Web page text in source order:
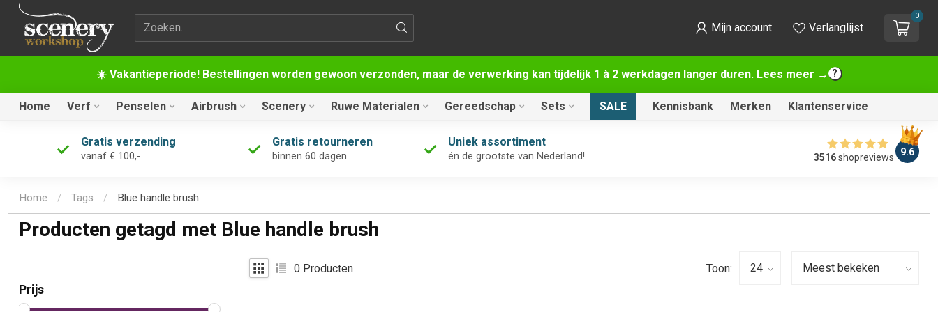
☀️ Vakantieperiode! Bestellingen worden gewoon verzonden, maar de verwerking kan tijdelijk 1 à 2 werkdagen langer duren. Lees meer →
Zoekterm Mijn account Verlanglijst
0
Home Verf Penselen Airbrush Scenery Ruwe Materialen Gereedschap Sets SALE Kennisbank Merken Klantenservice
Gratis verzending
vanaf € 100,-
Gratis retourneren
binnen 60 dagen
Uniek assortiment
én de grootste van Nederland! 3516shopreviews 9.6
Home / Tags / Blue handle brush
Producten getagd met Blue handle brush
Prijs
0 Producten Toon: